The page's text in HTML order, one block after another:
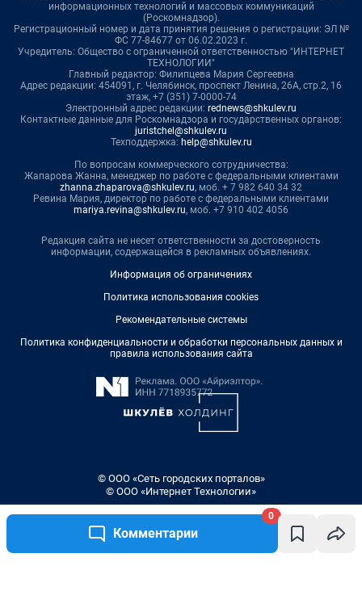
Комментарии
0
информационных технологий и массовых коммуникаций
(Роскомнадзор).
Регистрационный номер и дата принятия решения о регистрации: ЭЛ №
ФС 77-84677 от 06.02.2023 г.
Учредитель: Общество с ограниченной ответственностью "ИНТЕРНЕТ
ТЕХНОЛОГИИ"
Главный редактор: Филипцева Мария Сергеевна
Адрес редакции: 454091, г. Челябинск, проспект Ленина, 26А, стр.2, 16
этаж, +7 (351) 7-0000-74
Электронный адрес редакции: rednews@shkulev.ru
Контактные данные для Роскомнадзора и государственных органов:
juristchel@shkulev.ru
Техподдержка: help@shkulev.ru
По вопросам коммерческого сотрудничества:
Жапарова Жанна, менеджер по работе с федеральными клиентами
zhanna.zhaparova@shkulev.ru, моб. + 7 982 640 34 32
Ревина Мария, директор по работе с федеральными клиентами
mariya.revina@shkulev.ru, моб. +7 910 402 4056
Редакция сайта не несет ответственности за достоверность
информации, содержащейся в рекламных объявлениях.
Информация об ограничениях
Политика использования cookies
Рекомендательные системы
Политика конфиденциальности и обработки персональных данных и
правила использования сайта
© ООО «Сеть городских порталов»
© ООО «Интернет Технологии»